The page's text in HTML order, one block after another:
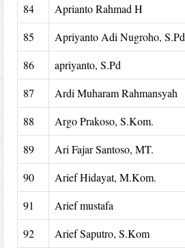
84
Aprianto Rahmad H
85
Apriyanto Adi Nugroho, S.Pd
86
apriyanto, S.Pd
87
Ardi Muharam Rahmansyah
88
Argo Prakoso, S.Kom.
89
Ari Fajar Santoso, MT.
90
Arief Hidayat, M.Kom.
91
Arief mustafa
92
Arief Saputro, S.Kom